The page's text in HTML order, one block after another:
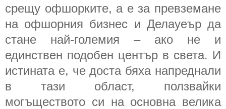
срещу офшорките, а е за превземане
на офшорния бизнес и Делауеър да
стане най-големия – ако не и
единствен подобен център в света. И
истината е, че доста бяха напреднали
в тази област, ползвайки
могъществото си на основна велика